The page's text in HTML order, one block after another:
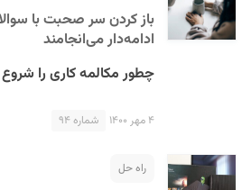
باز کردن سر صحبت با
ادامه‌دار می‌انجامند
چطور مکالمه کاری را
۴ مهر ۱۴۰۰ شماره ۹۴
راه حل